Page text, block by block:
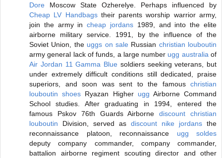
Dore Moscow State Ozherelye. Perhaps influenced by
Cheap LV Handbagstheir parents worship warrior army,
join the army incheap jordans 1989, and into the elite
airborne military service. 1991, by the influence of the
Soviet Union, the uggs on saleRussian christian louboutin
army general lack of funds, a large number ugg australia of
Air Jordan 11 Gamma Blue soldiers seeking veterans, but
under extremely difficult conditions still dedicated, praise
superiors, and soon was sent to the famous christian
louboutin shoes Ryazan Higher ugg Airborne Command
School studies. After graduating in 1994, entered the
famous Pskov 76th Guards Airbornediscount christian
louboutin Division, served as discount nike jordans the
reconnaissance platoon, reconnaissance ugg soldes
deputy company commander, company commander,
battalion airborne regiment scouting director and other